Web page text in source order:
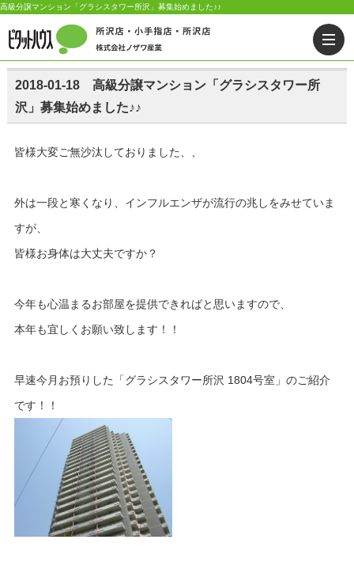
高級分譲マンション「グラシスタワー所沢」募集始めました♪♪
2018-01-18 高級分譲マンション「グラシスタワー所
沢」募集始めました♪♪
皆様大変ご無沙汰しておりました、、
外は一段と寒くなり、インフルエンザが流行の兆しをみせていま
すが、
皆様お身体は大丈夫ですか？
今年も心温まるお部屋を提供できればと思いますので、
本年も宜しくお願い致します！！
早速今月お預りした「グラシスタワー所沢 1804号室」のご紹介
です！！